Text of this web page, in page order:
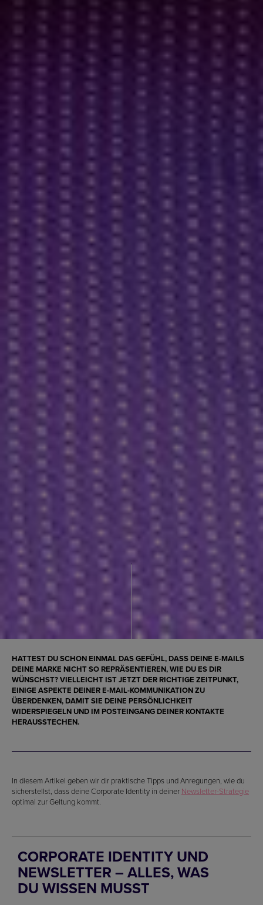
HATTEST DU SCHON EINMAL DAS GEFÜHL, DASS DEINE E-MAILS
DEINE MARKE NICHT SO REPRÄSENTIEREN, WIE DU ES DIR
WÜNSCHST? VIELLEICHT IST JETZT DER RICHTIGE ZEITPUNKT,
EINIGE ASPEKTE DEINER E-MAIL-KOMMUNIKATION ZU
ÜBERDENKEN, DAMIT SIE DEINE PERSÖNLICHKEIT
WIDERSPIEGELN UND IM POSTEINGANG DEINER KONTAKTE
HERAUSSTECHEN.
In diesem Artikel geben wir dir praktische Tipps und Anregungen, wie du
sicherstellst, dass deine Corporate Identity in deiner Newsletter-Strategie
optimal zur Geltung kommt.
CORPORATE IDENTITY UND
NEWSLETTER – ALLES, WAS
DU WISSEN MUSST